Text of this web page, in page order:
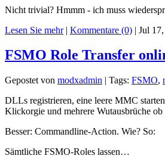
Nicht trivial? Hmmm - ich muss
Lesen Sie mehr| Kommentare (0) | Jul
FSMO Role Transfer
Gepostet von modxadmin | Tags: FSMO,
DLLs registrieren, eine leere MMC
Klickorgie und mehrere Wutausbrüche
Besser: Commandline-Action. Wie? So:
Sämtliche FSMO-Roles lassen…